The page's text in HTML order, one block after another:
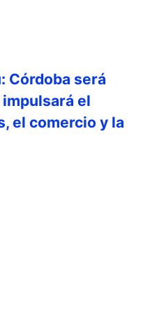
Córdoba será
el
el comercio y la